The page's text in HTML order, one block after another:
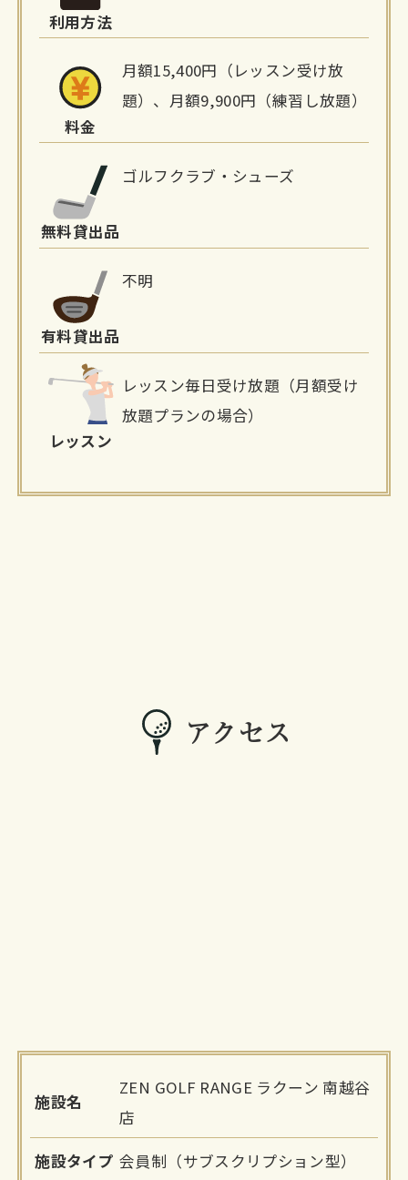
報 利用方法
料金
月額15,400円（レッスン受け放
題）、月額9,900円（練習し放題）
無料貸出品
ゴルフクラブ・シューズ
有料貸出品
不明
レッスン
レッスン毎日受け放題（月額受け
放題プランの場合）
アクセス
施設名
ZEN GOLF RANGE ラクーン 南越谷
店
施設タイプ 会員制（サブスクリプション型）